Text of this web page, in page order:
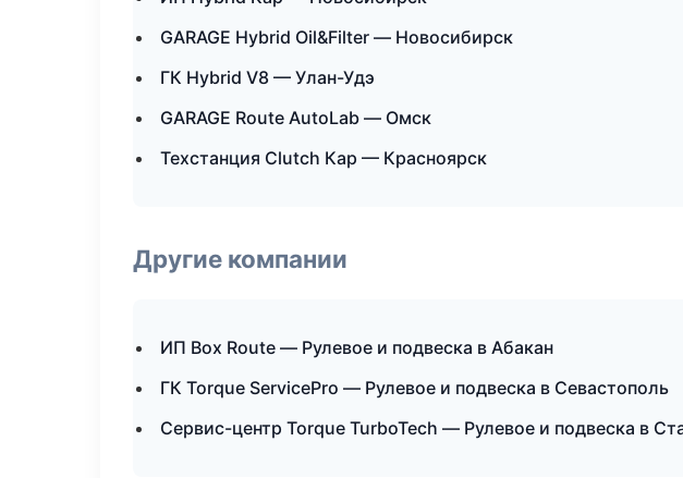
GARAGE Hybrid Oil&Filter — Новосибирск
ГК Hybrid V8 — Улан-Удэ
GARAGE Route AutoLab — Омск
Техстанция Clutch Кар — Красноярск
Другие компании
ИП Box Route — Рулевое и подвеска в Абакан
ГК Torque ServicePro — Рулевое и подвеска в Севастополь
Сервис-центр Torque TurboTech — Рулевое и подвеска в